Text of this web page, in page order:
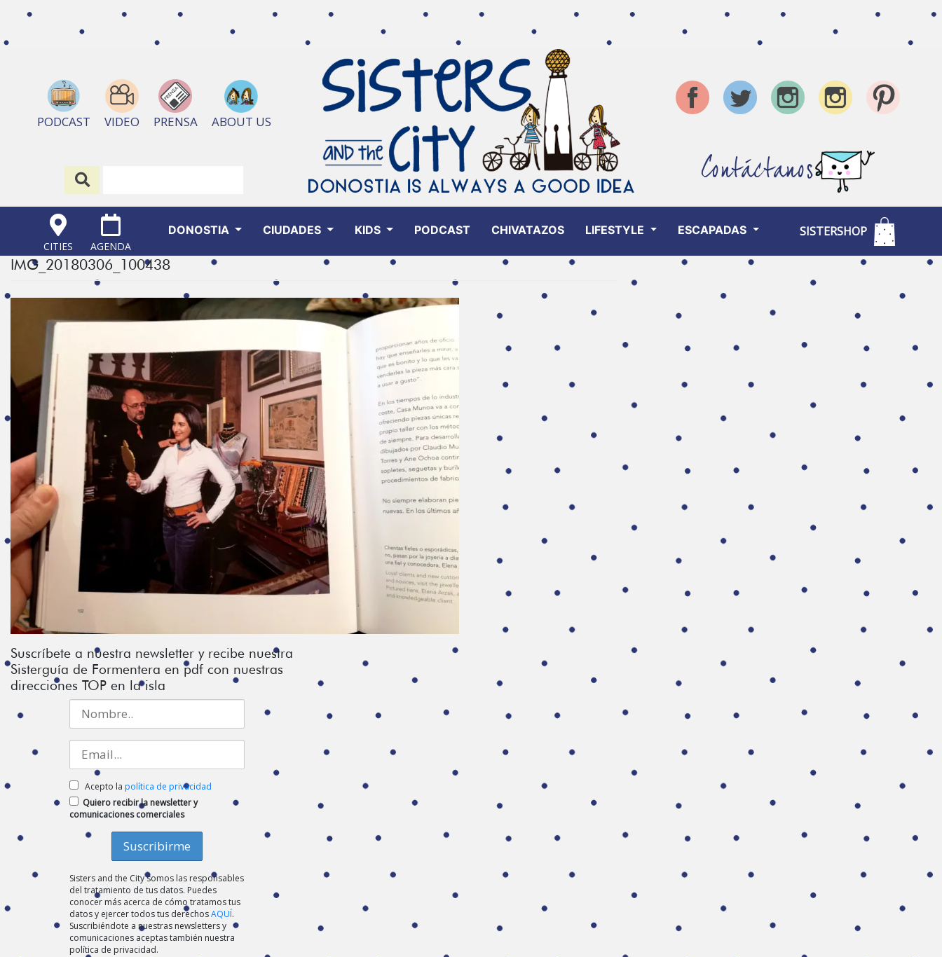
PODCAST VIDEO PRENSA ABOUT US
Contáctanos
CITIES AGENDA
DONOSTIA CIUDADES KIDS PODCAST CHIVATAZOS LIFESTYLE ESCAPADAS SISTERSHOP
IMG_20180306_100438
Suscríbete a nuestra newsletter y recibe nuestra
Sisterguía de Formentera en pdf con nuestras
direcciones TOP en la isla
Acepto la política de privacidad
Quiero recibir la newsletter y
comunicaciones comerciales
Sisters and the City somos las responsables
del tratamiento de tus datos. Puedes
conocer más acerca de cómo tratamos tus
datos y ejercer todos tus derechosAQUÍ.
Suscribiéndote a nuestras newsletters y
comunicaciones aceptas también nuestra
política de privacidad.